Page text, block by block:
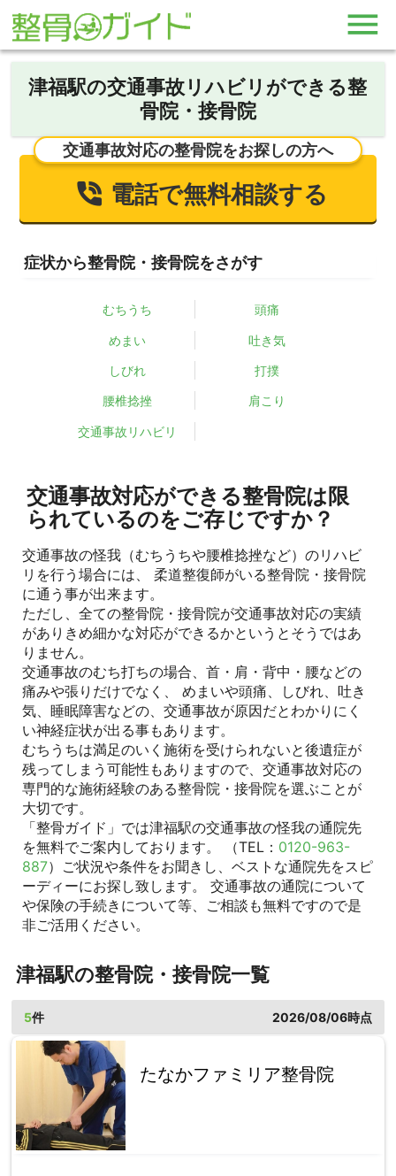
津福駅の交通事故リハビリができる整
骨院・接骨院
交通事故対応の整骨院をお探しの方へ
電話で無料相談する
症状から整骨院・接骨院をさがす
むちうち 頭痛
めまい 吐き気
しびれ 打撲
腰椎捻挫 肩こり
交通事故リハビリ
交通事故対応ができる整骨院は限
られているのをご存じですか？
交通事故の怪我（むちうちや腰椎捻挫など）のリハビ
リを行う場合には、 柔道整復師がいる整骨院・接骨院
に通う事が出来ます。
ただし、全ての整骨院・接骨院が交通事故対応の実績
がありきめ細かな対応ができるかというとそうではあ
りません。
交通事故のむち打ちの場合、首・肩・背中・腰などの
痛みや張りだけでなく、 めまいや頭痛、しびれ、吐き
気、睡眠障害などの、交通事故が原因だとわかりにく
い神経症状が出る事もあります。
むちうちは満足のいく施術を受けられないと後遺症が
残ってしまう可能性もありますので、交通事故対応の
専門的な施術経験のある整骨院・接骨院を選ぶことが
大切です。
「整骨ガイド」では津福駅の交通事故の怪我の通院先
を無料でご案内しております。 （TEL： 0120-963-
887）ご状況や条件をお聞きし、ベストな通院先をスピ
ーディーにお探し致します。 交通事故の通院について
や保険の手続きについて等、ご相談も無料ですので是
非ご活用ください。
津福駅の整骨院・接骨院一覧
5件 2026/08/06時点
たなかファミリア整骨院